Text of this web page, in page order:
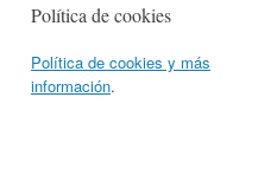
Política de cookies
Política de cookies y más
información.